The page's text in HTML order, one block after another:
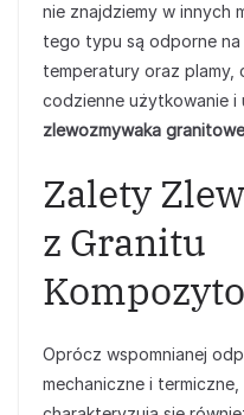
nie znajdziemy w innych
tego typu są odporne
temperatury oraz plamy,
codzienne użytkowanie
zlewozmywaka
Zalety
z Granitu
Oprócz wspomnianej
mechaniczne i termiczne,